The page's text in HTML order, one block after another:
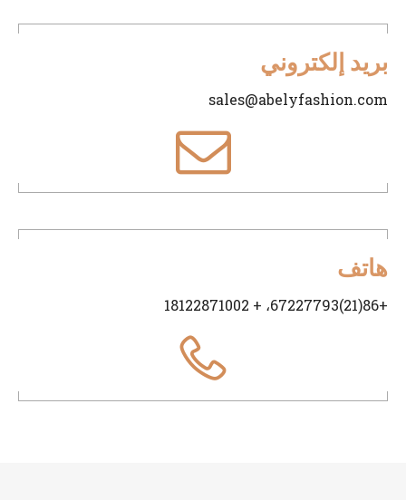
بريد إلكتروني
sales@abelyfashion.com
هاتف
+86(21)67227793، + 18122871002